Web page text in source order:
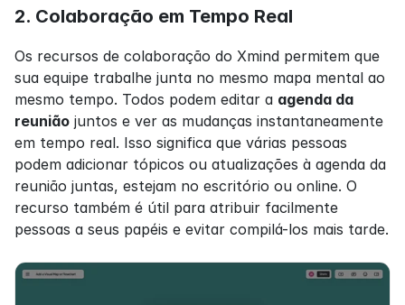
2. Colaboração em Tempo Real
Os recursos de colaboração do Xmind permitem que
sua equipe trabalhe junta no mesmo mapa mental ao
mesmo tempo. Todos podem editar a agenda da
reunião juntos e ver as mudanças instantaneamente
em tempo real. Isso significa que várias pessoas
podem adicionar tópicos ou atualizações à agenda da
reunião juntas, estejam no escritório ou online. O
recurso também é útil para atribuir facilmente
pessoas a seus papéis e evitar compilá-los mais tarde.